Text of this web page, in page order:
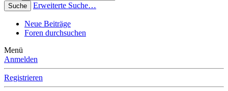
Suche Erweiterte Suche…
Neue Beiträge
Foren durchsuchen
Menü
Anmelden
Registrieren